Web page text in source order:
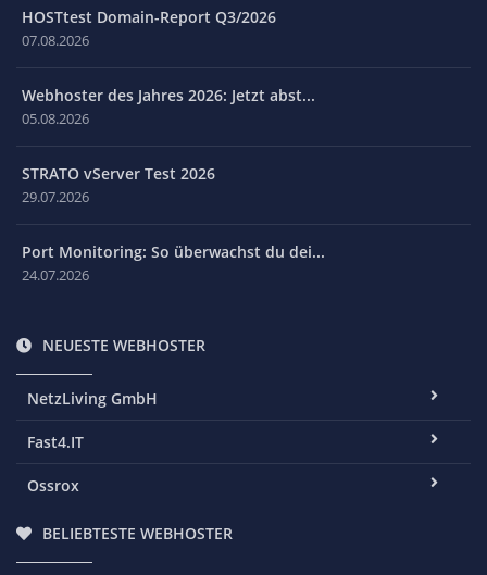
HOSTtest Domain-Report Q3/2026
07.08.2026
Webhoster des Jahres 2026: Jetzt abst...
05.08.2026
STRATO vServer Test 2026
29.07.2026
Port Monitoring: So überwachst du dei...
24.07.2026
NEUESTE WEBHOSTER
NetzLiving GmbH
Fast4.IT
Ossrox
BELIEBTESTE WEBHOSTER